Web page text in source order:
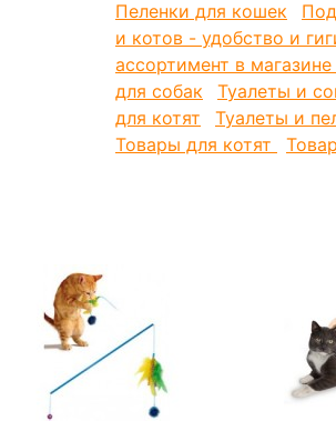
XS 22
M 12
Пеленки для кошек
и котов - удобство и
ассортимент в
для собак
Туалеты и
для котят
Туалеты и
Товары для котят